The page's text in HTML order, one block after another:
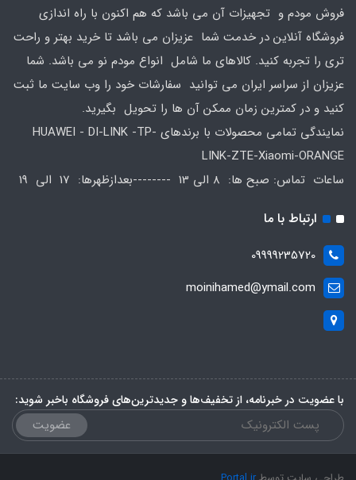
فروش مودم و تجهیزات آن می باشد که هم اکنون با راه اندازی
فروشگاه آنلاین در خدمت شما عزیزان می باشد تا خرید بهتر و راحت
تری را تجربه کنید. کالاهای ما شامل انواع مودم نو می باشد. شما
عزیزان از سراسر ایران می توانید سفارشات خود را وب سایت ما ثبت
کنید و در کمترین زمان ممکن آن ها را تحویل بگیرید.
نمایندگی تمامی محصولات با برندهای HUAWEI - DI-LINK -TP-
LINK-ZTE-Xiaomi-ORANGE
ساعات تماس: صبح ها: 8 الی 13 --------بعدازظهرها: 17 الی 19
ارتباط با ما
09999235720
moinihamed@ymail.com
با عضویت در خبرنامه، از تخفیف‌ها و جدیدترین‌های فروشگاه باخبر شوید:
عضویت